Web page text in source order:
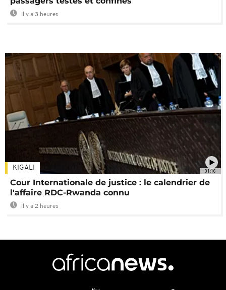
Il y a 3 heures
01:16
KIGALI
Cour Internationale de justice : le calendrier de
l'affaire RDC-Rwanda connu
Il y a 2 heures